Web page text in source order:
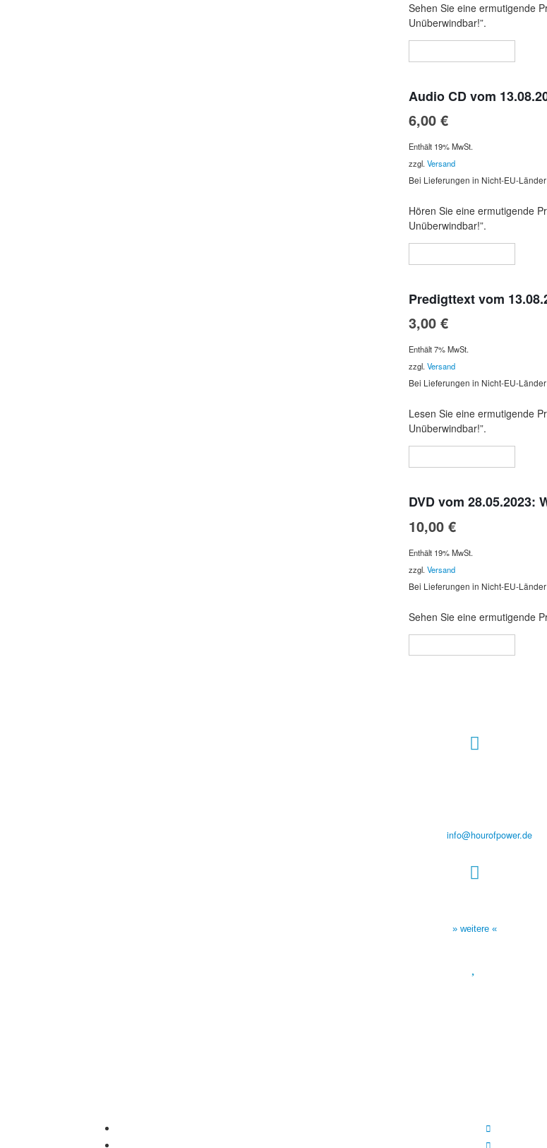
Sehen Sie eine ermutigende
Unüberwindbar!”.
Audio CD vom
6,00€
Enthält 19% MwSt.
zzgl.Versand
Bei Lieferungen in Nicht-EU-
Hören Sie eine ermutigende
Unüberwindbar!”.
Predigttext vom
3,00€
Enthält 7% MwSt.
zzgl.Versand
Bei Lieferungen in Nicht-EU-
Lesen Sie eine ermutigende
Unüberwindbar!”.
DVD vom 28.05.2023:
10,00€
Enthält 19% MwSt.
zzgl.Versand
Bei Lieferungen in Nicht-EU-
Sehen Sie eine ermutigende
info@hourofpower.de
» weitere «